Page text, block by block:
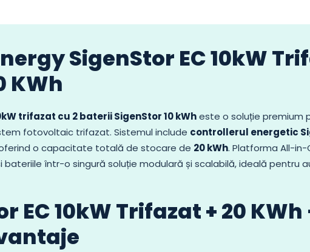
SigenStor EC 10kW
KWh
trifazat cu 2 baterii SigenStor 10 kWheste o soluție premium
fotovoltaic trifazat. Sistemul include controllerul energetic
o capacitate totală de stocare de 20 kWh. Platforma All-
într-o singură soluție modulară și scalabilă, ideală pentru
EC 10kW Trifazat + 20 KWh